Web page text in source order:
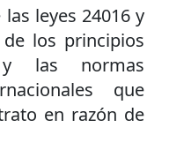
leyes 24016 y
los principios
las normas
que
en razón de